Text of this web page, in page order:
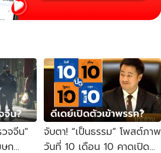
วจจีน"
ษก
จับตา! “เป็นธรรม” โพสต์ภาพ
วันที่ 10 เดือน 10 คาดเปิด